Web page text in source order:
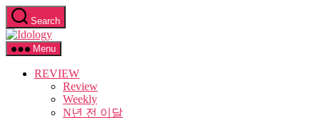
Skip
to
the
content
Search
Idology
Menu
REVIEW
Review
Weekly
N년 전 이달